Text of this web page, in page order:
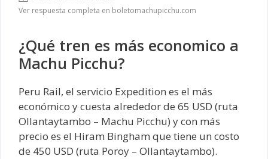
Ver respuesta completa en boletomachupicchu.com
¿Qué tren es más economico a
Machu Picchu?
Peru Rail, el servicio Expedition es el más
económico y cuesta alrededor de 65 USD (ruta
Ollantaytambo – Machu Picchu) y con más
precio es el Hiram Bingham que tiene un costo
de 450 USD (ruta Poroy – Ollantaytambo).